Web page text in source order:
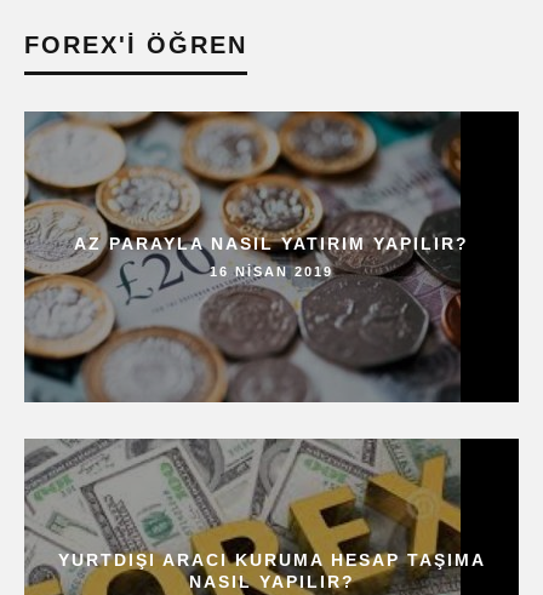
FOREX'I ÖĞREN
AZ PARAYLA NASIL YATIRIM YAPILIR?
16 NISAN 2019
YURTDIŞI ARACI KURUMA HESAP TAŞIMA
NASIL YAPILIR?